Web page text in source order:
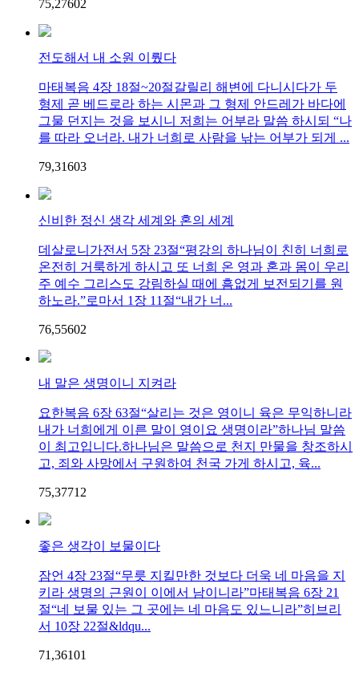
75,27602
전도해서 내 소원 이뤘다
마태복음 4장 18절~20절갈릴리 해변에 다니시다가 두
형제 곧 베드로라 하는 시몬과 그 형제 안드레가 바다에
그물 던지는 것을 보시니 저희는 어부라 말씀 하시되 “나
를 따라 오너라. 내가 너희로 사람을 낚는 어부가 되게 ...
79,31603
신비한 정신 생각 세계와 혼의 세계
데살로니가전서 5장 23절“평강의 하나님이 친히 너희로
온전히 거룩하게 하시고 또 너희 온 영과 혼과 몸이 우리
주 예수 그리스도 강림하실 때에 흠없게 보전되기를 원
하노라.”로마서 1장 11절“내가 너...
76,55602
내 말은 생명이니 지켜라
요한복음 6장 63절“살리는 것은 영이니 육은 무익하니라
내가 너희에게 이른 말이 영이요 생명이라”하나님 말씀
이 최고입니다.하나님은 말씀으로 천지 만물을 창조하시
고, 죄와 사망에서 구원하여 천국 가게 하시고, 육...
75,3771 2
좋은 생각이 보물이다
잠언 4장 23절“무릇 지킬만한 것보다 더욱 네 마음을 지
키라 생명의 근원이 이에서 남이니라”마태복음 6장 21
절“네 보물 있는 그 곳에는 네 마음도 있느니라”히브리
서 10장 22절&ldqu...
71,36101